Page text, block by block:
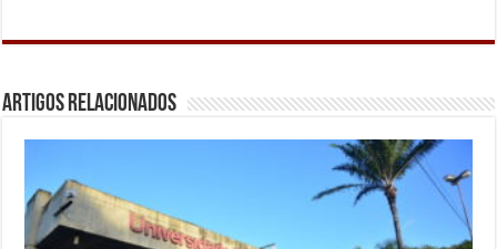
c
b
o
k
i
t
r
a
l
a
s
p
n
e
a
l
l
g
r
a
s
e
n
g
e
a
e
Artigos Relacionados